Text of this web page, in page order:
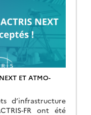
ET ATMO-
d’infrastructure
FR ont été